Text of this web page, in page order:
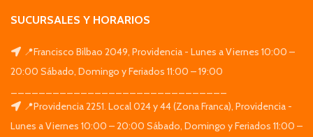
SUCURSALES Y HORARIOS
📍Francisco Bilbao 2049, Providencia - Lunes a Viernes 10:00 –
20:00 Sábado, Domingo y Feriados 11:00 – 19:00
📍Providencia 2251. Local 024 y 44 (Zona Franca), Providencia -
Lunes a Viernes 10:00 – 20:00 Sábado, Domingo y Feriados 11:00 –